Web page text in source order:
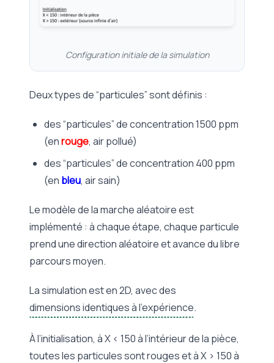
Configuration initiale de la simulation
Deux types de “particules” sont définis :
des “particules” de concentration 1500 ppm
(enrouge, air pollué)
des “particules” de concentration 400 ppm
(en bleu, air sain)
Le modèle de la marche aléatoire est
implémenté : à chaque étape, chaque particule
prend une direction aléatoire et avance du libre
parcours moyen.
La simulation est en 2D, avec des
dimensions identiques à l’expérience.
À l’initialisation, à X < 150 à l’intérieur de la pièce,
toutes les particules sont rouges et à X > 150 à